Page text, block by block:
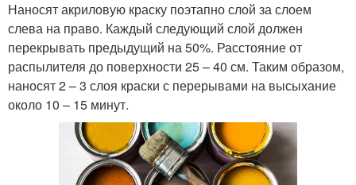
Наносят акриловую краску поэтапно слой за слоем
слева на право. Каждый следующий слой должен
перекрывать предыдущий на 50%. Расстояние от
распылителя до поверхности 25 – 40 см. Таким образом,
наносят 2 – 3 слоя краски с перерывами на высыхание
около 10 – 15 минут.